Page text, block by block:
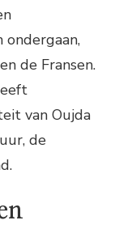
de Fransen.
van Oujda
de